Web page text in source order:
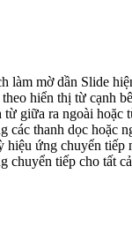
làm mờ dần Slide
hiển thị từ cạnh
giữa ra ngoài hoặc
các thanh dọc hoặc
hiệu ứng chuyển tiếp
chuyển tiếp cho tất